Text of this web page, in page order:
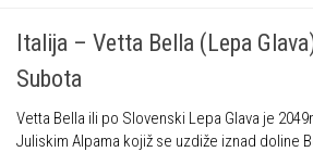
Plan izleta Sekcije društvenih izleta HPD
Izvješća SDI-a
Opća planinarska škola 9. 3. – 17. 5. 2026.
Često postavljana pitanja
Visokogorska škola
Italija – Vetta Bella (Lepa
Subota
Vetta Bella ili po Slovenski Lepa Glava je
Juliskim Alpama kojiž se uzdiže iznad doline